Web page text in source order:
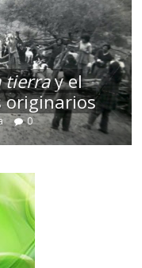
tierray el
originarios
0